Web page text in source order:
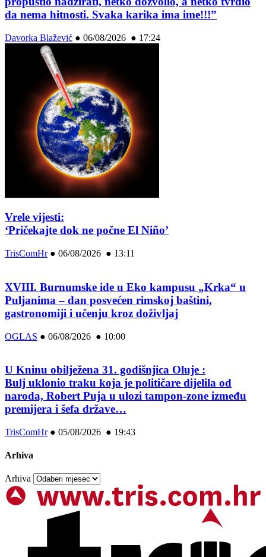
da nema hitnosti. Svaka karika ima ime!!!”
Davorka Blažević ● 06/08/2026 ● 17:24
Vrele vijesti:
‘Pričekajte dok ne počne El Niño’
TrisComHr● 06/08/2026 ● 13:11
XVIII. Burnumske ide u Eko kampusu „Krka“ u
Puljanima – dan posvećen rimskoj baštini,
gastronomiji i učenju kroz doživljaj
OGLAS ● 06/08/2026 ● 10:00
U Kninu obilježena 31. godišnjica Oluje :
Bulj uklonio traku koja je političare dijelila od
naroda, Robert Puja u ulozi tampon-zone između
premijera i šefa države…
TrisComHr● 05/08/2026 ● 19:43
Arhiva
Arhiva